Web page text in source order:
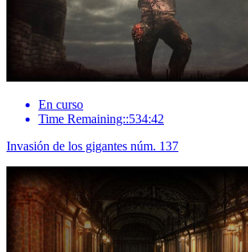
En curso
Time Remaining::534:42
Invasión de los gigantes núm. 137